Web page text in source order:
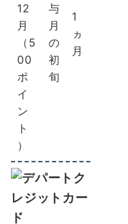
12
月
（5
00
ポ
イ
ン
ト
）
与
月
の
初
旬
1
ヵ
月